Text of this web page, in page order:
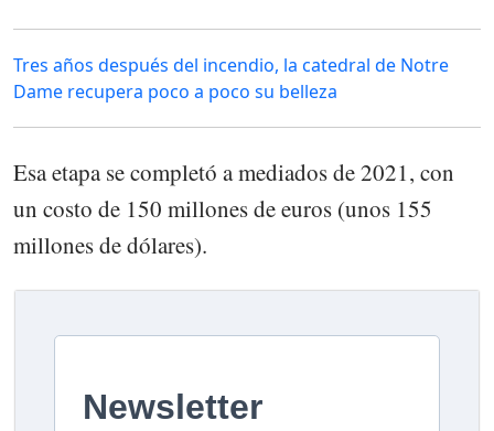
Tres años después del incendio, la catedral de Notre
Dame recupera poco a poco su belleza
Esa etapa se completó a mediados de 2021, con
un costo de 150 millones de euros (unos 155
millones de dólares).